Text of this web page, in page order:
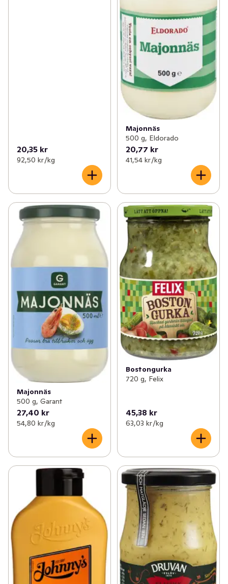
20,35 kr
92,50 kr /kg
Majonnäs
500 g, Eldorado
20,77 kr
41,54 kr /kg
Majonnäs
500 g, Garant
27,40 kr
54,80 kr /kg
Bostongurka
720 g, Felix
45,38 kr
63,03 kr /kg